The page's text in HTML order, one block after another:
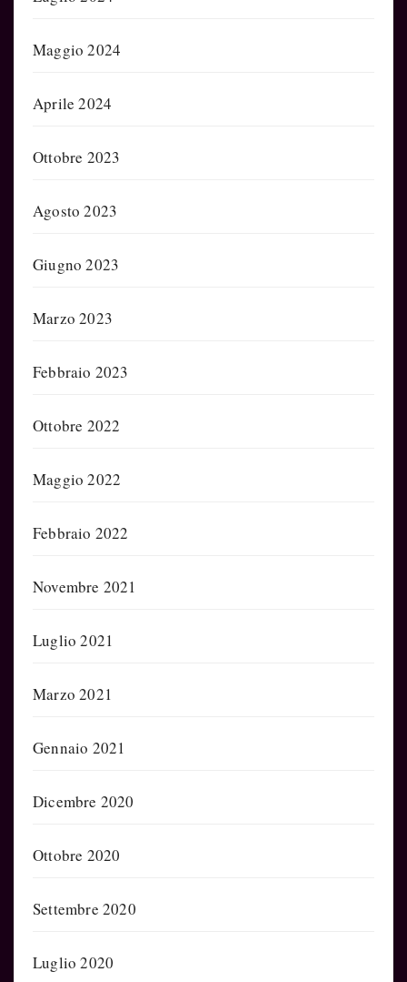
Maggio 2024
Aprile 2024
Ottobre 2023
Agosto 2023
Giugno 2023
Marzo 2023
Febbraio 2023
Ottobre 2022
Maggio 2022
Febbraio 2022
Novembre 2021
Luglio 2021
Marzo 2021
Gennaio 2021
Dicembre 2020
Ottobre 2020
Settembre 2020
Luglio 2020